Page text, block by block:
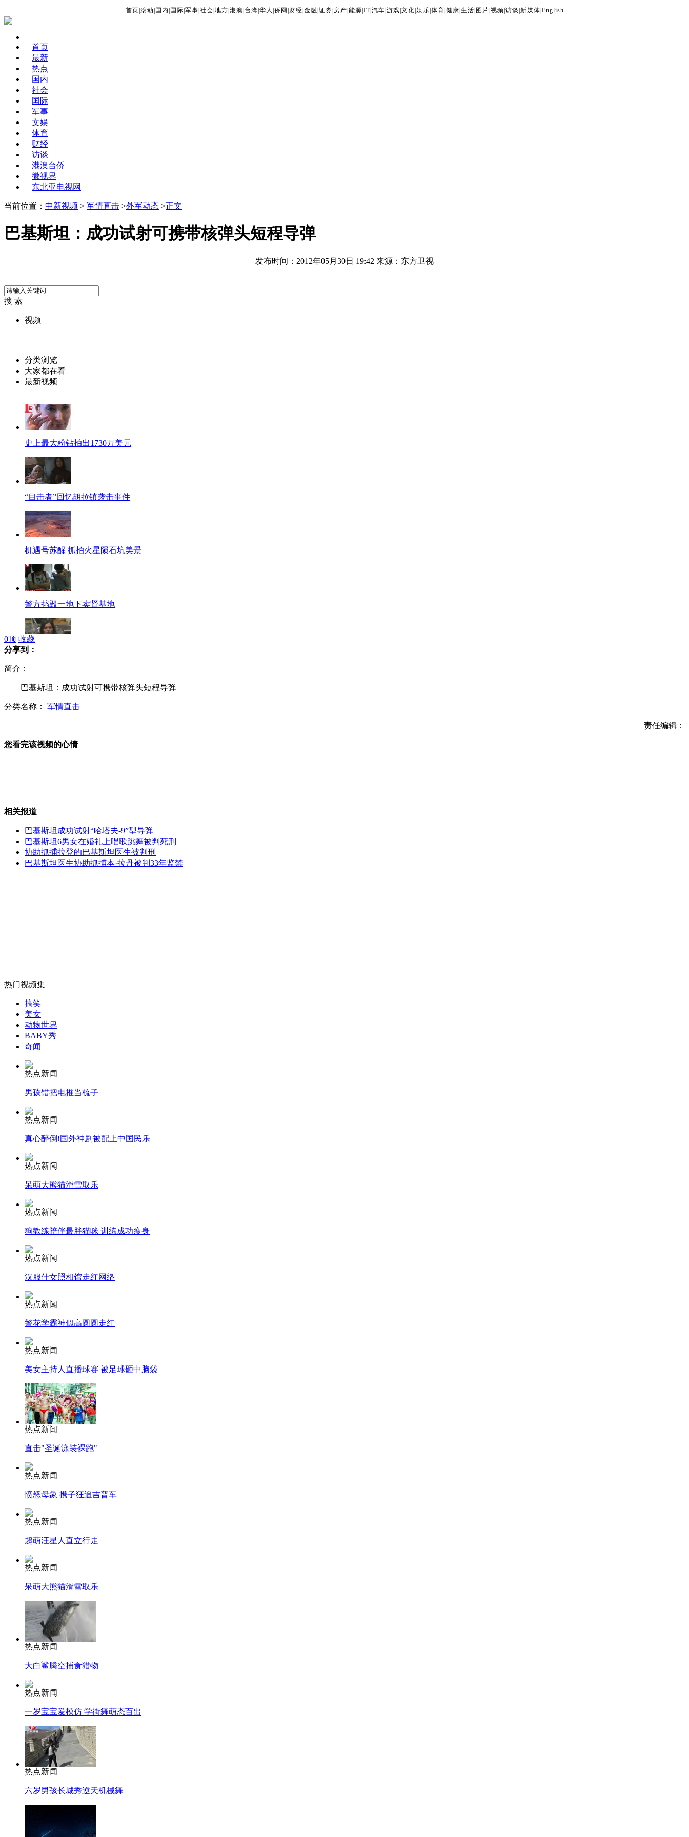
首页 滚动 国内 国际 军事 社会 地方 港澳 台湾 华人 侨网 财经 金融 证券 房产 能源 IT| 汽车 游戏 文化 娱乐 体育 健康 生活 图片 视频 访谈 新媒体 English
首页
最新
热点
国内
社会
国际
军事
文娱
体育
财经
访谈
港澳台侨
微视界
东北亚电视网
当前位置： 中新视频 > 军情直击 >外军动态 >正文
巴基斯坦：成功试射可携带核弹头短程导弹
发布时间：2012年05月30日 19:42 来源：东方卫视
搜 索
视频
分类浏览
大家都在看
最新视频
史上最大粉钻拍出1730万美元
“目击者”回忆胡拉镇袭击事件
机遇号苏醒 抓拍火星陨石坑美景
警方捣毁一地下卖肾基地
韩媒称二战韩国劳工曾充当炮灰
警方公布飙车案车内血迹DNA对比结果
女孩北京地铁殴打老人 痛下狠手拳打脚踢
无痛分娩是否安全 医生回应
外交部：有关国家言论片面不公正
安徽一实载49人客车翻车
走！跟着总书记去植树
纽约上演“枕头大战”
0顶 收藏
分享到：
简介：
巴基斯坦：成功试射可携带核弹头短程导弹
分类名称： 军情直击
责任编辑：
您看完该视频的心情
相关报道
巴基斯坦成功试射“哈塔夫-9”型导弹
巴基斯坦6男女在婚礼上唱歌跳舞被判死刑
协助抓捕拉登的巴基斯坦医生被判刑
巴基斯坦医生协助抓捕本·拉丹被判33年监禁
热门视频集
搞笑
美女
动物世界
BABY秀
奇闻
热点新闻
男孩错把电推当梳子
热点新闻
真心醉倒!国外神剧被配上中国民乐
热点新闻
呆萌大熊猫滑雪取乐
热点新闻
狗教练陪伴最胖猫咪 训练成功瘦身
热点新闻
汉服仕女照相馆走红网络
热点新闻
警花学霸神似高圆圆走红
热点新闻
美女主持人直播球赛 被足球砸中脑袋
热点新闻
直击"圣诞泳装裸跑"
热点新闻
愤怒母象 携子狂追吉普车
热点新闻
超萌汪星人直立行走
热点新闻
呆萌大熊猫滑雪取乐
热点新闻
大白鲨腾空捕食猎物
热点新闻
一岁宝宝爱模仿 学街舞萌态百出
热点新闻
六岁男孩长城秀逆天机械舞